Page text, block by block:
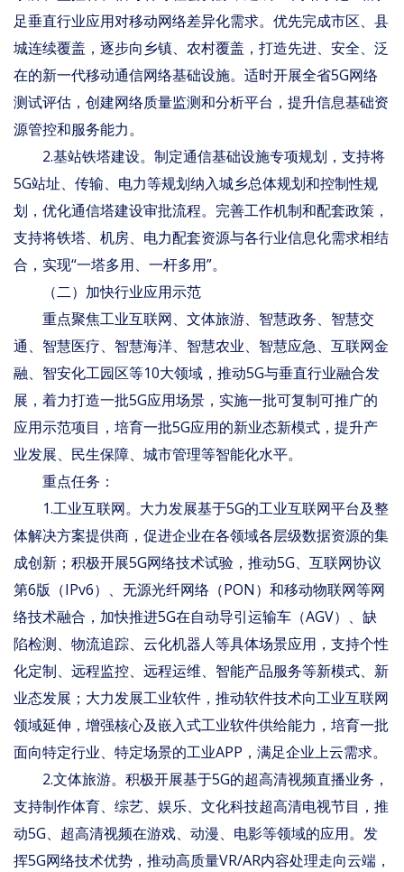
足垂直行业应用对移动网络差异化需求。优先完成市区、县
城连续覆盖，逐步向乡镇、农村覆盖，打造先进、安全、泛
在的新一代移动通信网络基础设施。适时开展全省5G网络
测试评估，创建网络质量监测和分析平台，提升信息基础资
源管控和服务能力。
2.基站铁塔建设。制定通信基础设施专项规划，支持将
5G站址、传输、电力等规划纳入城乡总体规划和控制性规
划，优化通信塔建设审批流程。完善工作机制和配套政策，
支持将铁塔、机房、电力配套资源与各行业信息化需求相结
合，实现“一塔多用、一杆多用”。
（二）加快行业应用示范
重点聚焦工业互联网、文体旅游、智慧政务、智慧交
通、智慧医疗、智慧海洋、智慧农业、智慧应急、互联网金
融、智安化工园区等10大领域，推动5G与垂直行业融合发
展，着力打造一批5G应用场景，实施一批可复制可推广的
应用示范项目，培育一批5G应用的新业态新模式，提升产
业发展、民生保障、城市管理等智能化水平。
重点任务：
1.工业互联网。大力发展基于5G的工业互联网平台及整
体解决方案提供商，促进企业在各领域各层级数据资源的集
成创新；积极开展5G网络技术试验，推动5G、互联网协议
第6版（IPv6）、无源光纤网络（PON）和移动物联网等网
络技术融合，加快推进5G在自动导引运输车（AGV）、缺
陷检测、物流追踪、云化机器人等具体场景应用，支持个性
化定制、远程监控、远程运维、智能产品服务等新模式、新
业态发展；大力发展工业软件，推动软件技术向工业互联网
领域延伸，增强核心及嵌入式工业软件供给能力，培育一批
面向特定行业、特定场景的工业APP，满足企业上云需求。
2.文体旅游。积极开展基于5G的超高清视频直播业务，
支持制作体育、综艺、娱乐、文化科技超高清电视节目，推
动5G、超高清视频在游戏、动漫、电影等领域的应用。发
挥5G网络技术优势，推动高质量VR/AR内容处理走向云端，